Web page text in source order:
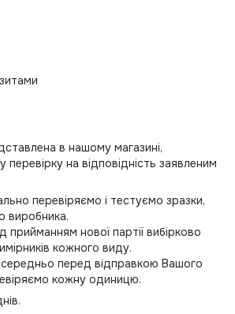
в нашому магазині,
на відповідність заявленим
перевіряємо і тестуємо зразки,
виробника.
нової партії вибірково
кожного виду.
перед відправкою Вашого
кожну одиницю.